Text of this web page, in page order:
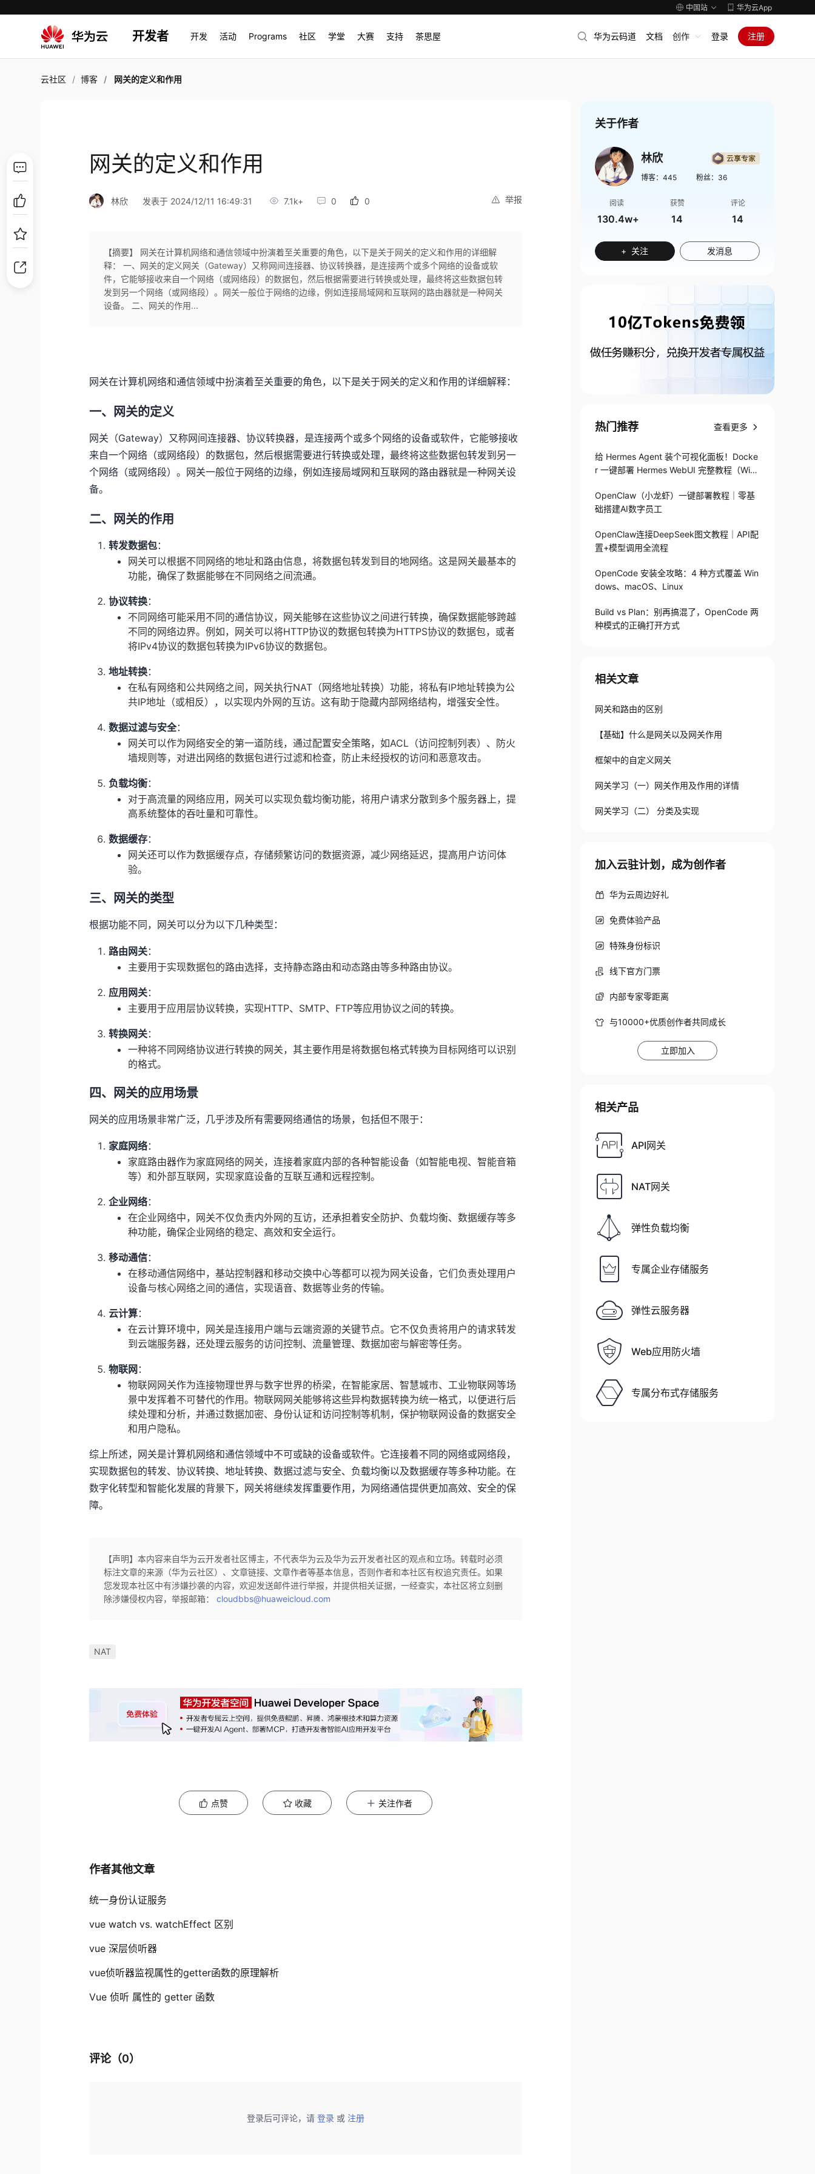
中国站 华为云App
开发者 开发 活动 Programs 社区 学堂 大赛 支持 茶思屋 华为云码道 文档 创作 登录 注册
云社区 博客 网关的定义和作用
网关的定义和作用
举报
林欣 发表于 2024/12/11 16:49:31 7.1k+ 0 0
【摘要】 网关在计算机网络和通信领域中扮演着至关重要的角色，以下是关于网关的定义和作用的详细解
释： 一、网关的定义网关（Gateway）又称网间连接器、协议转换器，是连接两个或多个网络的设备或软
件，它能够接收来自一个网络（或网络段）的数据包，然后根据需要进行转换或处理，最终将这些数据包转
发到另一个网络（或网络段）。网关一般位于网络的边缘，例如连接局域网和互联网的路由器就是一种网关
设备。 二、网关的作用...
网关在计算机网络和通信领域中扮演着至关重要的角色，以下是关于网关的定义和作用的详细解释：
一、网关的定义
网关（Gateway）又称网间连接器、协议转换器，是连接两个或多个网络的设备或软件，它能够接收
来自一个网络（或网络段）的数据包，然后根据需要进行转换或处理，最终将这些数据包转发到另一
个网络（或网络段）。网关一般位于网络的边缘，例如连接局域网和互联网的路由器就是一种网关设
备。
二、网关的作用
转发数据包：
网关可以根据不同网络的地址和路由信息，将数据包转发到目的地网络。这是网关最基本的
功能，确保了数据能够在不同网络之间流通。
协议转换：
不同网络可能采用不同的通信协议，网关能够在这些协议之间进行转换，确保数据能够跨越
不同的网络边界。例如，网关可以将HTTP协议的数据包转换为HTTPS协议的数据包，或者
将IPv4协议的数据包转换为IPv6协议的数据包。
地址转换：
在私有网络和公共网络之间，网关执行NAT（网络地址转换）功能，将私有IP地址转换为公
共IP地址（或相反），以实现内外网的互访。这有助于隐藏内部网络结构，增强安全性。
数据过滤与安全：
网关可以作为网络安全的第一道防线，通过配置安全策略，如ACL（访问控制列表）、防火
墙规则等，对进出网络的数据包进行过滤和检查，防止未经授权的访问和恶意攻击。
负载均衡：
对于高流量的网络应用，网关可以实现负载均衡功能，将用户请求分散到多个服务器上，提
高系统整体的吞吐量和可靠性。
数据缓存：
网关还可以作为数据缓存点，存储频繁访问的数据资源，减少网络延迟，提高用户访问体
验。
三、网关的类型
根据功能不同，网关可以分为以下几种类型：
路由网关：
主要用于实现数据包的路由选择，支持静态路由和动态路由等多种路由协议。
应用网关：
主要用于应用层协议转换，实现HTTP、SMTP、FTP等应用协议之间的转换。
转换网关：
一种将不同网络协议进行转换的网关，其主要作用是将数据包格式转换为目标网络可以识别
的格式。
四、网关的应用场景
网关的应用场景非常广泛，几乎涉及所有需要网络通信的场景，包括但不限于：
家庭网络：
家庭路由器作为家庭网络的网关，连接着家庭内部的各种智能设备（如智能电视、智能音箱
等）和外部互联网，实现家庭设备的互联互通和远程控制。
企业网络：
在企业网络中，网关不仅负责内外网的互访，还承担着安全防护、负载均衡、数据缓存等多
种功能，确保企业网络的稳定、高效和安全运行。
移动通信：
在移动通信网络中，基站控制器和移动交换中心等都可以视为网关设备，它们负责处理用户
设备与核心网络之间的通信，实现语音、数据等业务的传输。
云计算：
在云计算环境中，网关是连接用户端与云端资源的关键节点。它不仅负责将用户的请求转发
到云端服务器，还处理云服务的访问控制、流量管理、数据加密与解密等任务。
物联网 ：
物联网网关作为连接物理世界与数字世界的桥梁，在智能家居、智慧城市、工业物联网等场
景中发挥着不可替代的作用。物联网网关能够将这些异构数据转换为统一格式，以便进行后
续处理和分析，并通过数据加密、身份认证和访问控制等机制，保护物联网设备的数据安全
和用户隐私。
综上所述，网关是计算机网络和通信领域中不可或缺的设备或软件。它连接着不同的网络或网络段，
实现数据包的转发、协议转换、地址转换、数据过滤与安全、负载均衡以及数据缓存等多种功能。在
数字化转型和智能化发展的背景下，网关将继续发挥重要作用，为网络通信提供更加高效、安全的保
障。
【声明】本内容来自华为云开发者社区博主，不代表华为云及华为云开发者社区的观点和立场。转载时必须
标注文章的来源（华为云社区）、文章链接、文章作者等基本信息，否则作者和本社区有权追究责任。如果
您发现本社区中有涉嫌抄袭的内容，欢迎发送邮件进行举报，并提供相关证据，一经查实，本社区将立刻删
除涉嫌侵权内容，举报邮箱：cloudbbs@huaweicloud.com
NAT
点赞 收藏 关注作者
作者其他文章
统一身份认证服务
vue watch vs. watchEffect 区别
vue 深层侦听器
vue侦听器监视属性的getter函数的原理解析
Vue 侦听 属性的 getter 函数
评论（0）
登录后可评论，请 登录 或 注册
关于作者
林欣
博客： 445 粉丝： 36
阅读
130.4w+
获赞
14
评论
14
+ 关注 发消息
热门推荐 查看更多
给 Hermes Agent 装个可视化面板！Docke
r 一键部署 Hermes WebUI 完整教程（Win
OpenClaw（小龙虾）一键部署教程｜零基
础搭建AI数字员工
OpenClaw连接DeepSeek图文教程｜API配
置+模型调用全流程
OpenCode 安装全攻略：4 种方式覆盖 Win
dows、macOS、Linux
Build vs Plan：别再搞混了，OpenCode 两
种模式的正确打开方式
相关文章
网关和路由的区别
【基础】什么是网关以及网关作用
框架中的自定义网关
网关学习（一）网关作用及作用的详情
网关学习（二） 分类及实现
加入云驻计划，成为创作者
华为云周边好礼
免费体验产品
特殊身份标识
线下官方门票
内部专家零距离
与10000+优质创作者共同成长
立即加入
相关产品
API网关
NAT网关
弹性负载均衡
专属企业存储服务
弹性云服务器
Web应用防火墙
专属分布式存储服务